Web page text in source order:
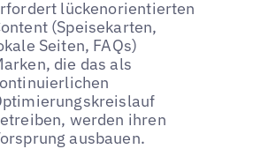
lückenorientierten
(Speisekarten,
Seiten, FAQs)
die das als
werden ihren
ausbauen.